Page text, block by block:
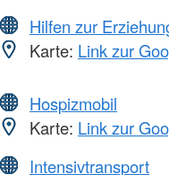
Hilfen zur
Karte: Link zur
Hospizmobil
Karte: Link zur
Intensivtransport